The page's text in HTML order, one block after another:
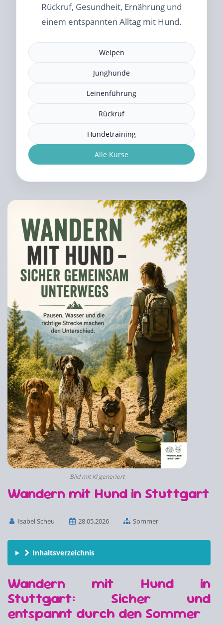
Rückruf, Gesundheit, Ernährung und
einem entspannten Alltag mit Hund.
Welpen
Junghunde
Leinenführung
Rückruf
Hundetraining
Alle Kurse
Bild mit KI generiert
Wandern mit Hund in Stuttgart
Isabel Scheu 28.05.2026 Sommer
Inhaltsverzeichnis
Wandern mit Hund in
Stuttgart: Sicher und
entspannt durch den Sommer